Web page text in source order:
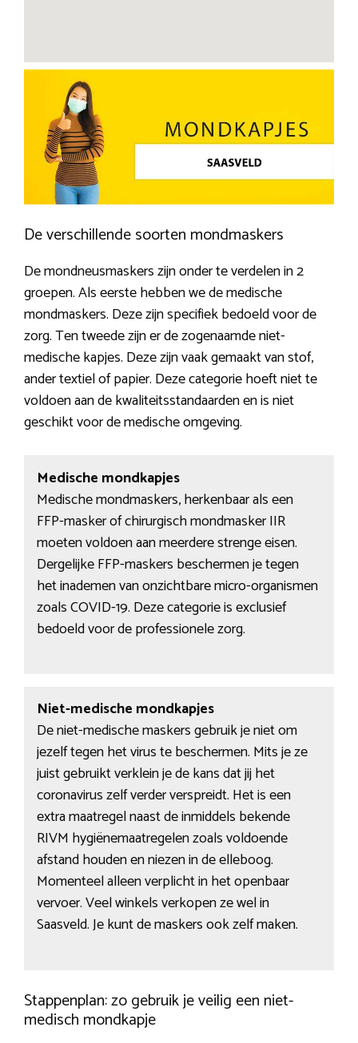
De verschillende soorten mondmaskers
De mondneusmaskers zijn onder te verdelen in 2
groepen. Als eerste hebben we de medische
mondmaskers. Deze zijn specifiek bedoeld voor de
zorg. Ten tweede zijn er de zogenaamde niet-
medische kapjes. Deze zijn vaak gemaakt van stof,
ander textiel of papier. Deze categorie hoeft niet te
voldoen aan de kwaliteitsstandaarden en is niet
geschikt voor de medische omgeving.
Medische mondkapjes
Medische mondmaskers, herkenbaar als een
FFP-masker of chirurgisch mondmasker IIR
moeten voldoen aan meerdere strenge eisen.
Dergelijke FFP-maskers beschermen je tegen
het inademen van onzichtbare micro-organismen
zoals COVID-19. Deze categorie is exclusief
bedoeld voor de professionele zorg.
Niet-medische mondkapjes
De niet-medische maskers gebruik je niet om
jezelf tegen het virus te beschermen. Mits je ze
juist gebruikt verklein je de kans dat jij het
coronavirus zelf verder verspreidt. Het is een
extra maatregel naast de inmiddels bekende
RIVM hygiënemaatregelen zoals voldoende
afstand houden en niezen in de elleboog.
Momenteel alleen verplicht in het openbaar
vervoer. Veel winkels verkopen ze wel in
Saasveld. Je kunt de maskers ook zelf maken.
Stappenplan: zo gebruik je veilig een niet-
medisch mondkapje